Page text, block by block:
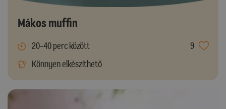
Mákos muffin
20-40 perc között
9
Könnyen elkészíthető